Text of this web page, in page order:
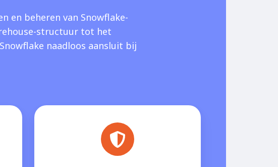
en beheren van Snowflake-
structuur tot het
naadloos aansluit bij